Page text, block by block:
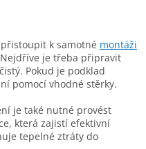
k samotné montáži
je třeba připravit
Pokud je podklad
pomocí vhodné stěrky.
je také nutné provést
která zajistí efektivní
tepelné ztráty do